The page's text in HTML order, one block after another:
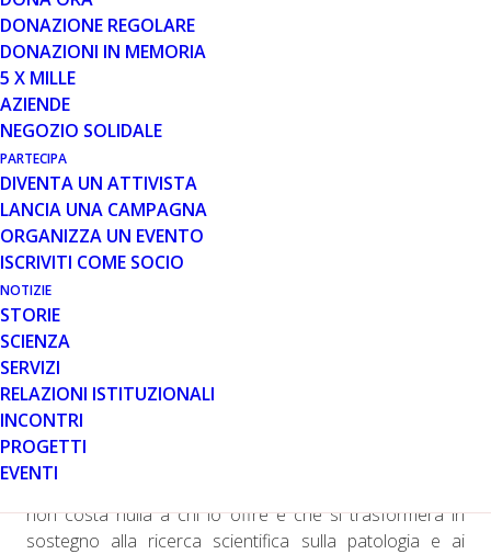
DONAZIONE REGOLARE
DONAZIONI IN MEMORIA
5 X MILLE
AZIENDE
NEGOZIO SOLIDALE
PARTECIPA
DIVENTA UN ATTIVISTA
LANCIA UNA CAMPAGNA
ORGANIZZA UN EVENTO
ISCRIVITI COME SOCIO
NOTIZIE
STORIE
SCIENZA
SERVIZI
RELAZIONI ISTITUZIONALI
INCONTRI
PROGETTI
EVENTI
Una modalità importante per sostenere chi convive con
Ha preso il via la nuova edizione della
millediParent Project onlus
e genitori di bambini e ragazzi con la distrofia muscolare
di Duchenne e Becker, grave patologia genetica rara e
degenerativa.
Quest’anno, l’associazione lancia una nuova veste
grafica per la campagna: protagonisti, due giovanissimi
“pirati” alla scoperta di un misterioso tesoro, quello
rappresentato dalle donazioni delle tante persone che
sceglieranno di devolvere a Parent Project il 5 per mille
non costa nulla a chi lo offre e che si trasformerà in
sostegno alla ricerca scientifica sulla patologia e ai